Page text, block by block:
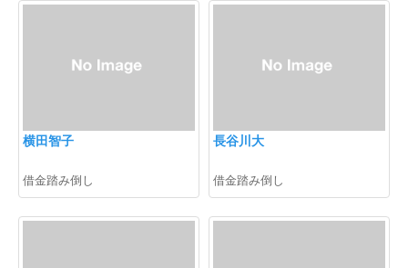
横田智子
借金踏み倒し
長谷川大
借金踏み倒し